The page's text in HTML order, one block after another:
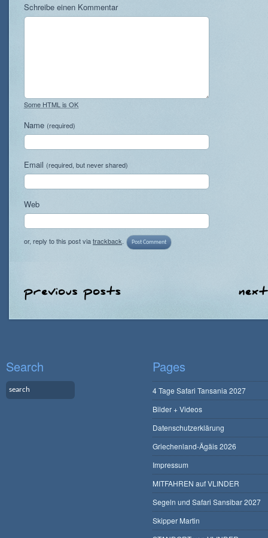
Schreibe einen Kommentar
Some HTML is OK
Name (required)
Email (required, but never shared)
Web
or, reply to this post viatrackback
Search Pages
4 Tage Safari Tansania 2027
Bilder + Videos
Datenschutzerklärung
Griechenland-Ägäis 2026
Impressum
MITFAHREN auf VLINDER
Segeln und Safari Sansibar 2027
Skipper Martin